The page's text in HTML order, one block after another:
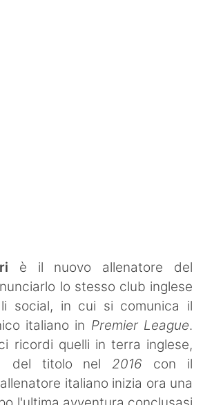
è il nuovo allenatore del
lo stesso club inglese
social, in cui si comunica il
italiano in Premier League.
ricordi quelli in terra inglese,
del titolo nel 2016 con il
italiano inizia ora una